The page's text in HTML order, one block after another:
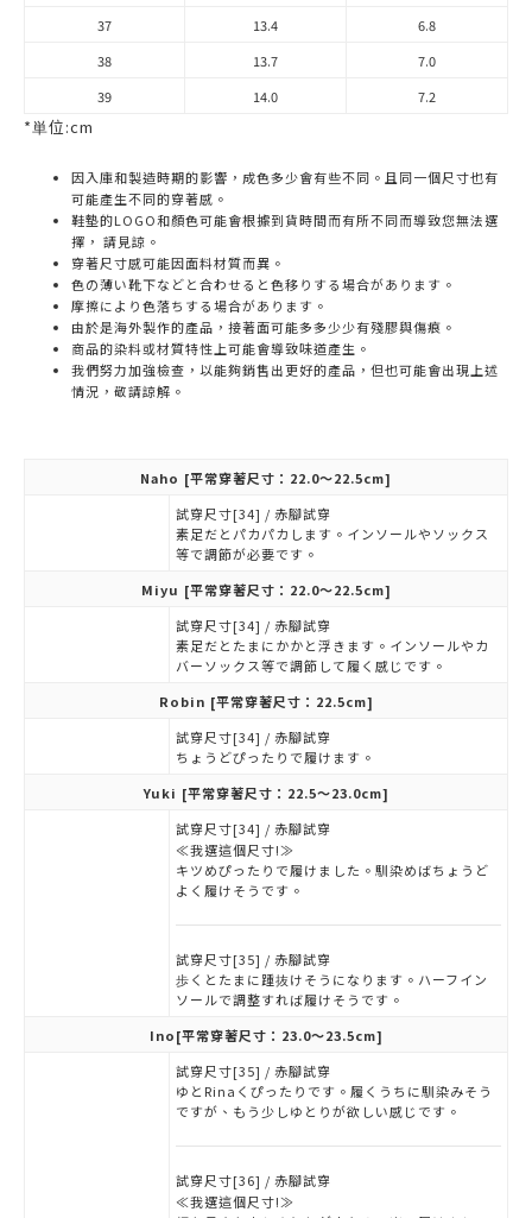
37
13.4
6.8
38
13.7
7.0
39
14.0 7.2
*単位:cm
因入庫和製造時期的影響，成色多少會有些不同。且同一個尺寸也有
可能產生不同的穿著感。
鞋墊的LOGO和顏色可能會根據到貨時間而有所不同而導致您無法選
擇， 請見諒。
穿著尺寸感可能因面料材質而異。
色の薄い靴下などと合わせると色移りする場合があります。
摩擦により色落ちする場合があります。
由於是海外製作的產品，接著面可能多多少少有殘膠與傷痕。
商品的染料或材質特性上可能會導致味道產生。
我們努力加強檢查，以能夠銷售出更好的產品，但也可能會出現上述
情況，敬請諒解。
Naho [平常穿著尺寸：22.0～22.5cm]
試穿尺寸[34] / 赤腳試穿
素足だとパカパカします。インソールやソックス
等で調節が必要です。
Miyu [平常穿著尺寸：22.0～22.5cm]
試穿尺寸[34] / 赤腳試穿
素足だとたまにかかと浮きます。インソールやカ
バーソックス等で調節して履く感じです。
Robin [平常穿著尺寸：22.5cm]
試穿尺寸[34] / 赤腳試穿
ちょうどぴったりで履けます。
Yuki [平常穿著尺寸：22.5～23.0cm]
試穿尺寸[34] / 赤腳試穿
≪我選這個尺寸!≫
キツめぴったりで履けました。馴染めばちょうど
よく履けそうです。
試穿尺寸[35] / 赤腳試穿
歩くとたまに踵抜けそうになります。ハーフイン
ソールで調整すれば履けそうです。
Ino[平常穿著尺寸：23.0～23.5cm]
試穿尺寸[35] / 赤腳試穿
ゆとRinaくぴったりです。履くうちに馴染みそう
ですが、もう少しゆとりが欲しい感じです。
試穿尺寸[36] / 赤腳試穿
≪我選這個尺寸!≫